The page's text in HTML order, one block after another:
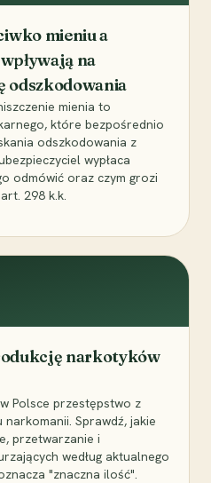
mieniu a
na
odszkodowania
mienia to
które bezpośrednio
odszkodowania z
wypłaca
odmówić oraz czym grozi
298 k.k.
narkotyków
Polsce przestępstwo z
Sprawdź, jakie
przetwarzanie i
według aktualnego
"znaczna ilość".